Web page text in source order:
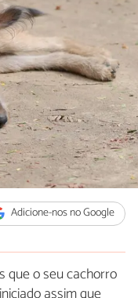
Adicione-nos no Google
que o seu cachorro